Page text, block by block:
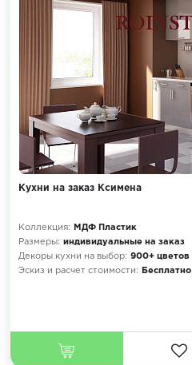
Кухни на заказ Ксимена
Коллекция:
МДФ Пластик
Размеры: индивидуальные на заказ
Декоры кухни на выбор: 900+ цветов
Эскиз и расчет стоимости:
Бесплатно